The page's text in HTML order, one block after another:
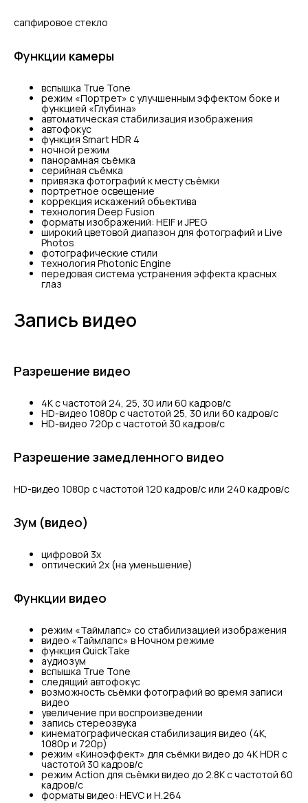
сапфировое стекло
Функции камеры
вспышка True Tone
режим «Портрет» с улучшенным эффектом боке и
функцией «Глубина»
автоматическая стабилизация изображения
автофокус
функция Smart HDR 4
ночной режим
панорамная съёмка
серийная съëмка
привязка фотографий к месту съёмки
портретное освещение
коррекция искажений объектива
технология Deep Fusion
форматы изображений: HEIF и JPEG
широкий цветовой диапазон для фотографий и Live
Photos
фотографические стили
технология Photonic Engine
передовая система устранения эффекта красных
глаз
Запись видео
Разрешение видео
4K с частотой 24, 25, 30 или 60 кадров/ с
HD-видео 1080p с частотой 25, 30 или 60 кадров/ с
HD-видео 720p с частотой 30 кадров/ с
Разрешение замедленного видео
HD-видео 1080р c частотой 120 кадров/ с или 240 кадров/ с
Зум (видео)
цифровой 3х
оптический 2x (на уменьшение)
Функции видео
режим «Таймлапс» со стабилизацией изображения
видео «Таймлапс» в Ночном режиме
функция QuickTake
аудиозум
вспышка True Tone
следящий автофокус
возможность съёмки фотографий во время записи
видео
увеличение при воспроизведении
запись стереозвука
кинематографическая стабилизация видео (4K,
1080p и 720p)
режим «Киноэффект» для съёмки видео до 4K HDR с
частотой 30 кадров/с
режим Action для съёмки видео до 2.8К с частотой 60
кадров/с
форматы видео: HEVC и H.264